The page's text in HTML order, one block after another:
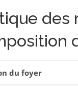
du foyer